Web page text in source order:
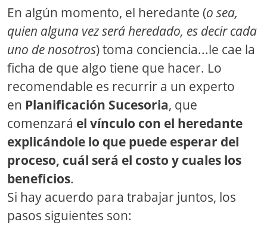
En algún momento, el heredante (o sea,
quien alguna vez será heredado, es decir cada
uno de nosotros) toma conciencia...le cae la
ficha de que algo tiene que hacer. Lo
recomendable es recurrir a un experto
en Planificación Sucesoria, que
comenzará el vínculo con el heredante
explicándole lo que puede esperar del
proceso, cuál será el costo y cuales los
beneficios.
Si hay acuerdo para trabajar juntos, los
pasos siguientes son: